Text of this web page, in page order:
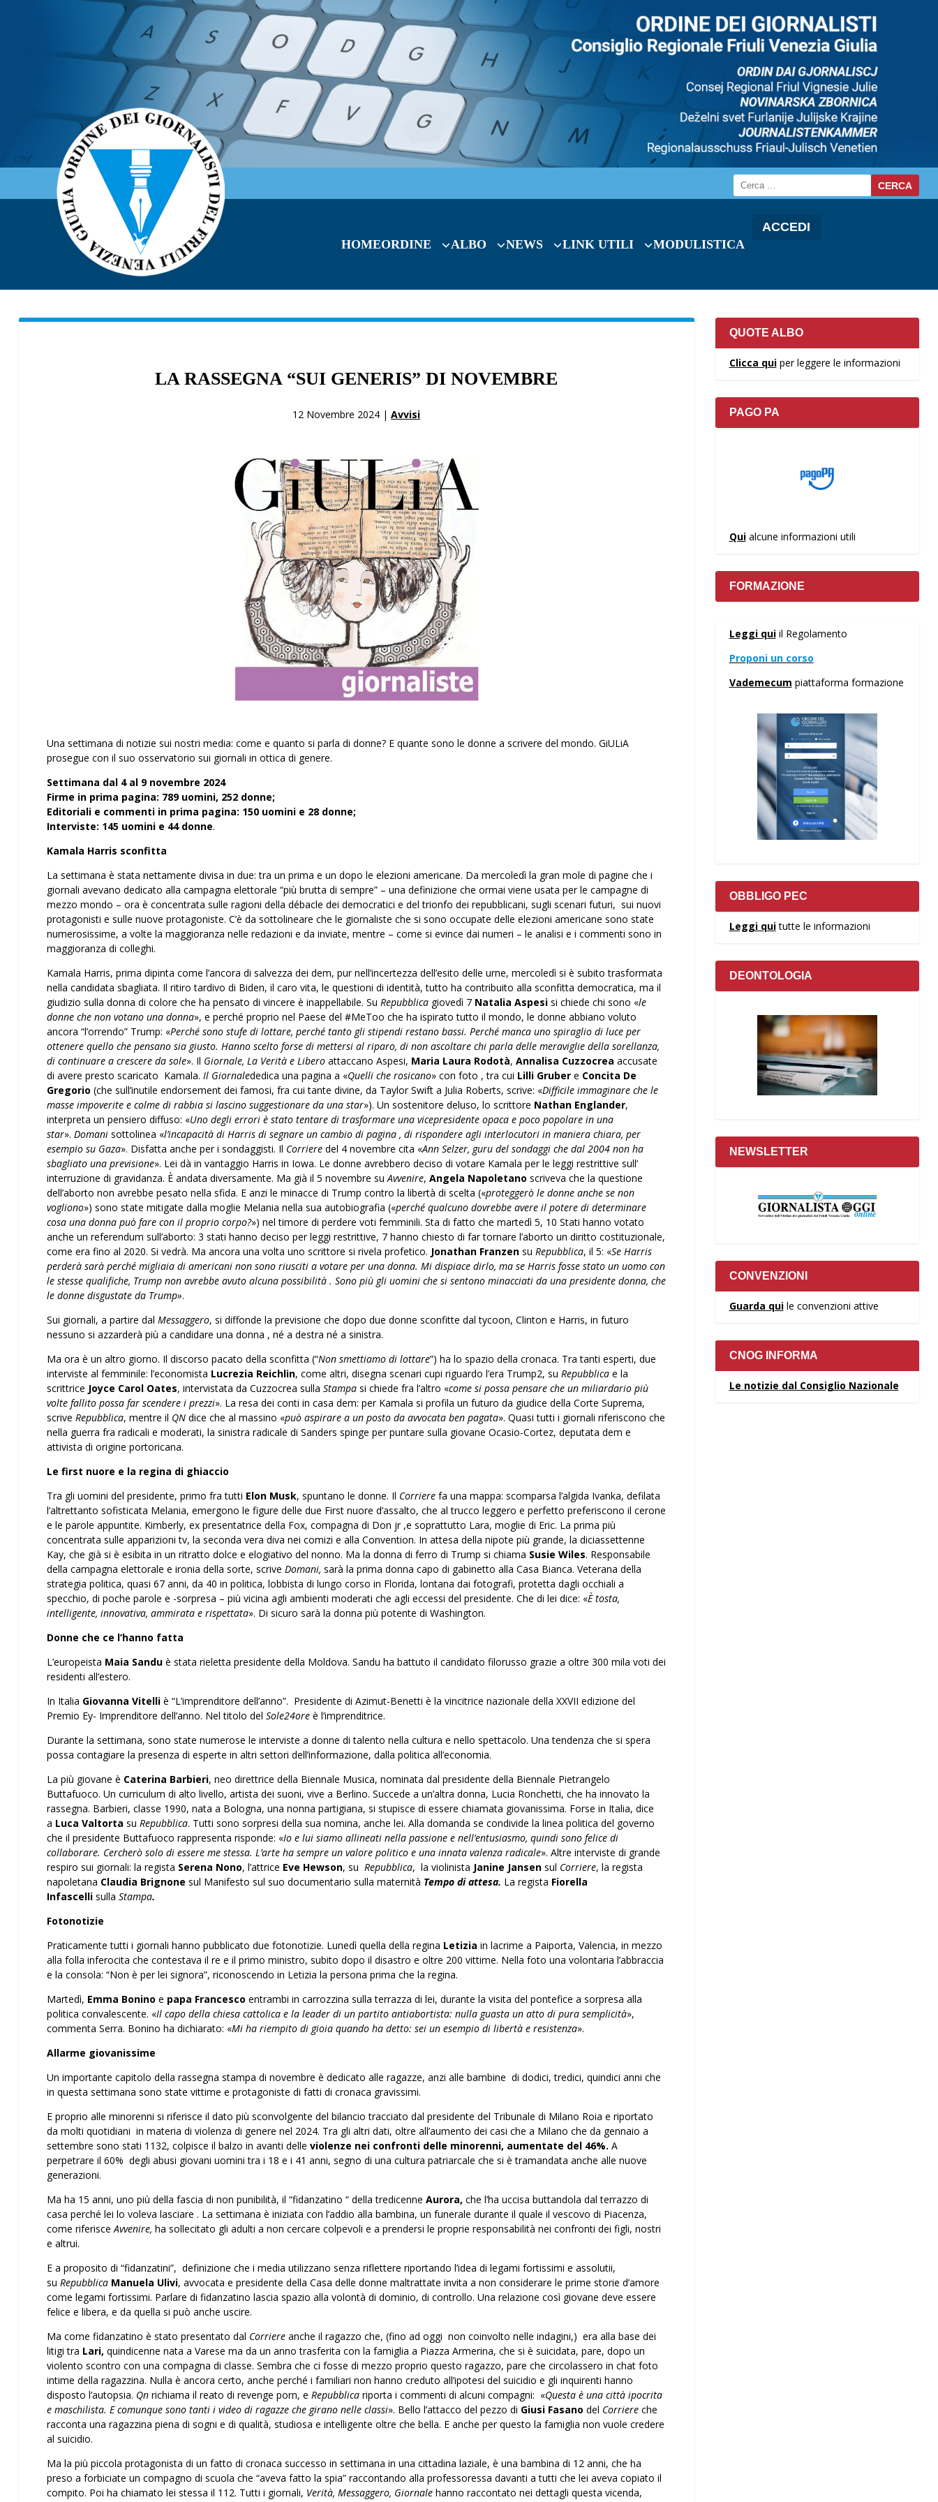
HOMEORDINE ALBO NEWS LINK UTILI MODULISTICA
ACCEDI
LA RASSEGNA “SUI GENERIS” DI NOVEMBRE
12 Novembre 2024 |Avvisi
Una settimana di notizie sui nostri media: come e quanto si parla di donne? E quante sono le donne a scrivere del mondo. GiULiA
prosegue con il suo osservatorio sui giornali in ottica di genere.
Settimana dal 4 al 9 novembre 2024
Firme in prima pagina: 789 uomini, 252 donne;
Editoriali e commenti in prima pagina: 150 uomini e 28 donne;
Interviste: 145 uomini e 44 donne.
Kamala Harris sconfitta
La settimana è stata nettamente divisa in due: tra un prima e un dopo le elezioni americane. Da mercoledì la gran mole di pagine che i
giornali avevano dedicato alla campagna elettorale “più brutta di sempre” – una definizione che ormai viene usata per le campagne di
mezzo mondo – ora è concentrata sulle ragioni della débacle dei democratici e del trionfo dei repubblicani, sugli scenari futuri, sui nuovi
protagonisti e sulle nuove protagoniste. C’è da sottolineare che le giornaliste che si sono occupate delle elezioni americane sono state
numerosissime, a volte la maggioranza nelle redazioni e da inviate, mentre – come si evince dai numeri – le analisi e i commenti sono in
maggioranza di colleghi.
Kamala Harris, prima dipinta come l’ancora di salvezza dei dem, pur nell’incertezza dell’esito delle urne, mercoledì si è subito trasformata
nella candidata sbagliata. Il ritiro tardivo di Biden, il caro vita, le questioni di identità, tutto ha contribuito alla sconfitta democratica, ma il
giudizio sulla donna di colore che ha pensato di vincere è inappellabile. Su Repubblica giovedì 7 Natalia Aspesi si chiede chi sono «le
donne che non votano una donna», e perché proprio nel Paese del #MeToo che ha ispirato tutto il mondo, le donne abbiano voluto
ancora “l’orrendo” Trump: «Perché sono stufe di lottare, perché tanto gli stipendi restano bassi. Perché manca uno spiraglio di luce per
ottenere quello che pensano sia giusto. Hanno scelto forse di mettersi al riparo, di non ascoltare chi parla delle meraviglie della sorellanza,
di continuare a crescere da sole». Il Giornale, La Verità e Libero attaccano Aspesi, Maria Laura Rodotà, Annalisa Cuzzocrea accusate
di avere presto scaricato Kamala. Il Giornalededica una pagina a «Quelli che rosicano» con foto , tra cui Lilli Gruber e Concita De
Gregorio (che sull’inutile endorsement dei famosi, fra cui tante divine, da Taylor Swift a Julia Roberts, scrive: «Difficile immaginare che le
masse impoverite e colme di rabbia si lascino suggestionare da una star»). Un sostenitore deluso, lo scrittore Nathan Englander,
interpreta un pensiero diffuso: «Uno degli errori è stato tentare di trasformare una vicepresidente opaca e poco popolare in una
star». Domani sottolinea «l’incapacità di Harris di segnare un cambio di pagina , di rispondere agli interlocutori in maniera chiara, per
esempio su Gaza». Disfatta anche per i sondaggisti. Il Corriere del 4 novembre cita «Ann Selzer, guru del sondaggi che dal 2004 non ha
sbagliato una previsione». Lei dà in vantaggio Harris in Iowa. Le donne avrebbero deciso di votare Kamala per le leggi restrittive sull’
interruzione di gravidanza. È andata diversamente. Ma già il 5 novembre suAvvenire, Angela Napoletano scriveva che la questione
dell’aborto non avrebbe pesato nella sfida. E anzi le minacce di Trump contro la libertà di scelta («proteggerò le donne anche se non
vogliono») sono state mitigate dalla moglie Melania nella sua autobiografia («perché qualcuno dovrebbe avere il potere di determinare
cosa una donna può fare con il proprio corpo?») nel timore di perdere voti femminili. Sta di fatto che martedì 5, 10 Stati hanno votato
anche un referendum sull’aborto: 3 stati hanno deciso per leggi restrittive, 7 hanno chiesto di far tornare l’aborto un diritto costituzionale,
come era fino al 2020. Si vedrà. Ma ancora una volta uno scrittore si rivela profetico. Jonathan Franzen su Repubblica, il 5: «Se Harris
perderà sarà perché migliaia di americani non sono riusciti a votare per una donna. Mi dispiace dirlo, ma se Harris fosse stato un uomo con
le stesse qualifiche, Trump non avrebbe avuto alcuna possibilità . Sono più gli uomini che si sentono minacciati da una presidente donna, che
le donne disgustate da Trump».
Sui giornali, a partire dal Messaggero, si diffonde la previsione che dopo due donne sconfitte dal tycoon, Clinton e Harris, in futuro
nessuno si azzarderà più a candidare una donna , né a destra né a sinistra.
Ma ora è un altro giorno. Il discorso pacato della sconfitta (“Non smettiamo di lottare”) ha lo spazio della cronaca. Tra tanti esperti, due
interviste al femminile: l’economista Lucrezia Reichlin, come altri, disegna scenari cupi riguardo l’era Trump2, su Repubblica e la
scrittrice Joyce Carol Oates, intervistata da Cuzzocrea sulla Stampa si chiede fra l’altro «come si possa pensare che un miliardario più
volte fallito possa far scendere i prezzi». La resa dei conti in casa dem: per Kamala si profila un futuro da giudice della Corte Suprema,
scrive Repubblica, mentre il QN dice che al massino «può aspirare a un posto da avvocata ben pagata». Quasi tutti i giornali riferiscono che
nella guerra fra radicali e moderati, la sinistra radicale di Sanders spinge per puntare sulla giovane Ocasio-Cortez, deputata dem e
attivista di origine portoricana.
Le first nuore e la regina di ghiaccio
Tra gli uomini del presidente, primo fra tutti Elon Musk, spuntano le donne. Il Corriere fa una mappa: scomparsa l’algida Ivanka, defilata
l’altrettanto sofisticata Melania, emergono le figure delle due First nuore d’assalto, che al trucco leggero e perfetto preferiscono il cerone
e le parole appuntite. Kimberly, ex presentatrice della Fox, compagna di Don jr ,e soprattutto Lara, moglie di Eric. La prima più
concentrata sulle apparizioni tv, la seconda vera diva nei comizi e alla Convention. In attesa della nipote più grande, la diciassettenne
Kay, che già si è esibita in un ritratto dolce e elogiativo del nonno. Ma la donna di ferro di Trump si chiama Susie Wiles. Responsabile
della campagna elettorale e ironia della sorte, scrive Domani, sarà la prima donna capo di gabinetto alla Casa Bianca. Veterana della
strategia politica, quasi 67 anni, da 40 in politica, lobbista di lungo corso in Florida, lontana dai fotografi, protetta dagli occhiali a
specchio, di poche parole e -sorpresa – più vicina agli ambienti moderati che agli eccessi del presidente. Che di lei dice: «È tosta,
intelligente, innovativa, ammirata e rispettata». Di sicuro sarà la donna più potente di Washington.
Donne che ce l’hanno fatta
L’europeista Maia Sandu è stata rieletta presidente della Moldova. Sandu ha battuto il candidato filorusso grazie a oltre 300 mila voti dei
residenti all’estero.
In Italia Giovanna Vitelli è “L’imprenditore dell’anno”. Presidente di Azimut-Benetti è la vincitrice nazionale della XXVII edizione del
Premio Ey- Imprenditore dell’anno. Nel titolo del Sole24ore è l’imprenditrice.
Durante la settimana, sono state numerose le interviste a donne di talento nella cultura e nello spettacolo. Una tendenza che si spera
possa contagiare la presenza di esperte in altri settori dell’informazione, dalla politica all’economia.
La più giovane è Caterina Barbieri, neo direttrice della Biennale Musica, nominata dal presidente della Biennale Pietrangelo
Buttafuoco. Un curriculum di alto livello, artista dei suoni, vive a Berlino. Succede a un’altra donna, Lucia Ronchetti, che ha innovato la
rassegna. Barbieri, classe 1990, nata a Bologna, una nonna partigiana, si stupisce di essere chiamata giovanissima. Forse in Italia, dice
a Luca Valtorta su Repubblica. Tutti sono sorpresi della sua nomina, anche lei. Alla domanda se condivide la linea politica del governo
che il presidente Buttafuoco rappresenta risponde: «Io e lui siamo allineati nella passione e nell’entusiasmo, quindi sono felice di
collaborare. Cercherò solo di essere me stessa. L’arte ha sempre un valore politico e una innata valenza radicale». Altre interviste di grande
respiro sui giornali: la regista Serena Nono, l’attrice Eve Hewson, su Repubblica, la violinista Janine Jansen sul Corriere, la regista
napoletana Claudia Brignone sul Manifesto sul suo documentario sulla maternità Tempo di attesa. La regista Fiorella
Infascelli sulla Stampa.
Fotonotizie
Praticamente tutti i giornali hanno pubblicato due fotonotizie. Lunedì quella della regina Letizia in lacrime a Paiporta, Valencia, in mezzo
alla folla inferocita che contestava il re e il primo ministro, subito dopo il disastro e oltre 200 vittime. Nella foto una volontaria l’abbraccia
e la consola: “Non è per lei signora”, riconoscendo in Letizia la persona prima che la regina.
Martedì, Emma Bonino e papa Francesco entrambi in carrozzina sulla terrazza di lei, durante la visita del pontefice a sorpresa alla
politica convalescente. «Il capo della chiesa cattolica e la leader di un partito antiabortista: nulla guasta un atto di pura semplicità»,
commenta Serra. Bonino ha dichiarato: «Mi ha riempito di gioia quando ha detto: sei un esempio di libertà e resistenza».
Allarme giovanissime
Un importante capitolo della rassegna stampa di novembre è dedicato alle ragazze, anzi alle bambine di dodici, tredici, quindici anni che
in questa settimana sono state vittime e protagoniste di fatti di cronaca gravissimi.
E proprio alle minorenni si riferisce il dato più sconvolgente del bilancio tracciato dal presidente del Tribunale di Milano Roia e riportato
da molti quotidiani in materia di violenza di genere nel 2024. Tra gli altri dati, oltre all’aumento dei casi che a Milano che da gennaio a
settembre sono stati 1132, colpisce il balzo in avanti delle violenze nei confronti delle minorenni, aumentate del 46%. A
perpetrare il 60% degli abusi giovani uomini tra i 18 e i 41 anni, segno di una cultura patriarcale che si è tramandata anche alle nuove
generazioni.
Ma ha 15 anni, uno più della fascia di non punibilità, il “fidanzatino “ della tredicenne Aurora, che l’ha uccisa buttandola dal terrazzo di
casa perché lei lo voleva lasciare . La settimana è iniziata con l’addio alla bambina, un funerale durante il quale il vescovo di Piacenza,
come riferisceAvvenire, ha sollecitato gli adulti a non cercare colpevoli e a prendersi le proprie responsabilità nei confronti dei figli, nostri
e altrui.
E a proposito di “fidanzatini”, definizione che i media utilizzano senza riflettere riportando l’idea di legami fortissimi e assolutii,
su Repubblica Manuela Ulivi, avvocata e presidente della Casa delle donne maltrattate invita a non considerare le prime storie d’amore
come legami fortissimi. Parlare di fidanzatino lascia spazio alla volontà di dominio, di controllo. Una relazione così giovane deve essere
felice e libera, e da quella si può anche uscire.
Ma come fidanzatino è stato presentato dal Corriere anche il ragazzo che, (fino ad oggi non coinvolto nelle indagini,) era alla base dei
litigi tra Lari, quindicenne nata a Varese ma da un anno trasferita con la famiglia a Piazza Armerina, che si è suicidata, pare, dopo un
violento scontro con una compagna di classe. Sembra che ci fosse di mezzo proprio questo ragazzo, pare che circolassero in chat foto
intime della ragazzina. Nulla è ancora certo, anche perché i familiari non hanno creduto all’ipotesi del suicidio e gli inquirenti hanno
disposto l’autopsia. Qn richiama il reato di revenge porn, e Repubblica riporta i commenti di alcuni compagni: «Questa è una città ipocrita
e maschilista. E comunque sono tanti i video di ragazze che girano nelle classi». Bello l’attacco del pezzo di Giusi Fasano del Corriere che
racconta una ragazzina piena di sogni e di qualità, studiosa e intelligente oltre che bella. E anche per questo la famiglia non vuole credere
al suicidio.
Ma la più piccola protagonista di un fatto di cronaca successo in settimana in una cittadina laziale, è una bambina di 12 anni, che ha
preso a forbiciate un compagno di scuola che “aveva fatto la spia” raccontando alla professoressa davanti a tutti che lei aveva copiato il
compito. Poi ha chiamato lei stessa il 112. Tutti i giornali, Verità, Messaggero, Giornale hanno raccontato nei dettagli questa vicenda,
QUOTE ALBO
Clicca quiper leggere le informazioni
PAGO PA
Quialcune informazioni utili
FORMAZIONE
Leggi quiil Regolamento
Proponi un corso
Vademecum piattaforma formazione
OBBLIGO PEC
Leggi quitutte le informazioni
DEONTOLOGIA
NEWSLETTER
CONVENZIONI
Guarda quile convenzioni attive
CNOG INFORMA
Le notizie dal Consiglio Nazionale